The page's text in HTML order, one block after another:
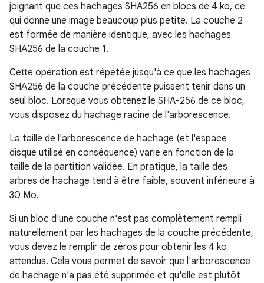
joignant que ces hachages SHA256 en blocs de 4 ko, ce
qui donne une image beaucoup plus petite. La couche 2
est formée de manière identique, avec les hachages
SHA256 de la couche 1.
Cette opération est répétée jusqu'à ce que les hachages
SHA256 de la couche précédente puissent tenir dans un
seul bloc. Lorsque vous obtenez le SHA-256 de ce bloc,
vous disposez du hachage racine de l'arborescence.
La taille de l'arborescence de hachage (et l'espace
disque utilisé en conséquence) varie en fonction de la
taille de la partition validée. En pratique, la taille des
arbres de hachage tend à être faible, souvent inférieure à
30 Mo.
Si un bloc d'une couche n'est pas complètement rempli
naturellement par les hachages de la couche précédente,
vous devez le remplir de zéros pour obtenir les 4 ko
attendus. Cela vous permet de savoir que l'arborescence
de hachage n'a pas été supprimée et qu'elle est plutôt